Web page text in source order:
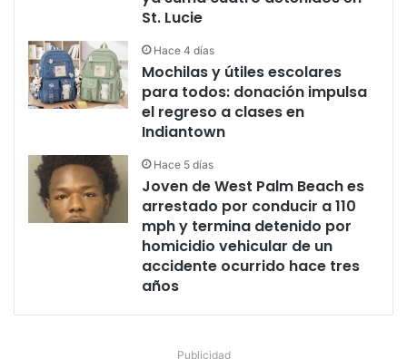
St. Lucie
Hace 4 días
Mochilas y útiles escolares
para todos: donación impulsa
el regreso a clases en
Indiantown
Hace 5 días
Joven de West Palm Beach es
arrestado por conducir a 110
mph y termina detenido por
homicidio vehicular de un
accidente ocurrido hace tres
años
Publicidad